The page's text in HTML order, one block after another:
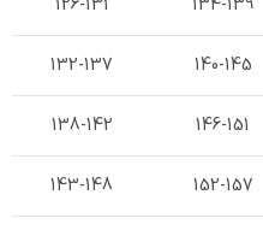
134-139
126-131
140-145
132-137
146-151
138-142
152-157
143-148